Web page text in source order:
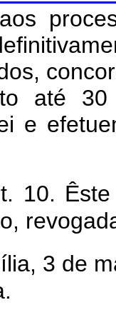
até
e
10.
3 de